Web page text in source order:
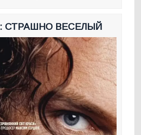
СТРАШНО ВЕСЕЛЫЙ